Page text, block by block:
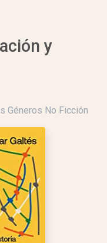
y
Géneros No Ficción